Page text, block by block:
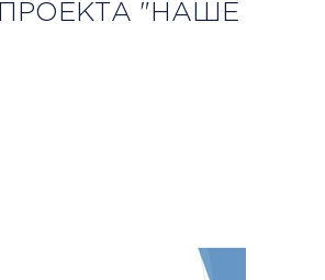
ПРОЕКТА "НАШЕ